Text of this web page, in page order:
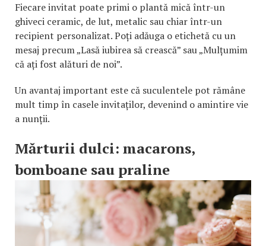
Fiecare invitat poate primi o plantă mică într-un
ghiveci ceramic, de lut, metalic sau chiar într-un
recipient personalizat. Poți adăuga o etichetă cu un
mesaj precum „Lasă iubirea să crească” sau „Mulțumim
că ați fost alături de noi”.
Un avantaj important este că suculentele pot rămâne
mult timp în casele invitaților, devenind o amintire vie
a nunții.
Mărturii dulci: macarons,
bomboane sau praline